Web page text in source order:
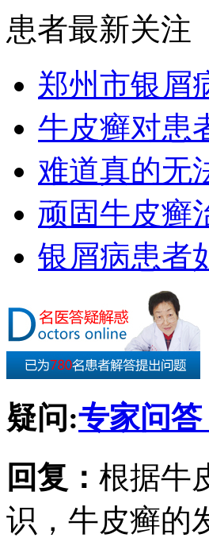
患者最新关注
郑州市银屑
牛皮癣对患
难道真的无
顽固牛皮癣
银屑病患者
疑问:专家问
回复： 根据牛
识，牛皮癣的